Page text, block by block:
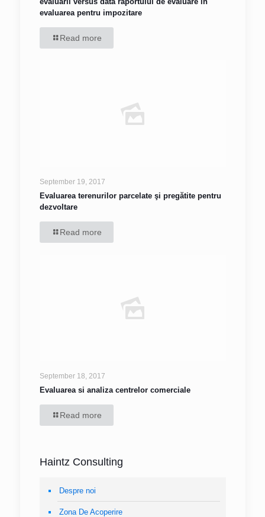
evaluarea pentru impozitare
Read more
September 19, 2017
Evaluarea terenurilor parcelate şi pregătite pentru
dezvoltare
Read more
September 18, 2017
Evaluarea si analiza centrelor comerciale
Read more
Haintz Consulting
Despre noi
Zona De Acoperire